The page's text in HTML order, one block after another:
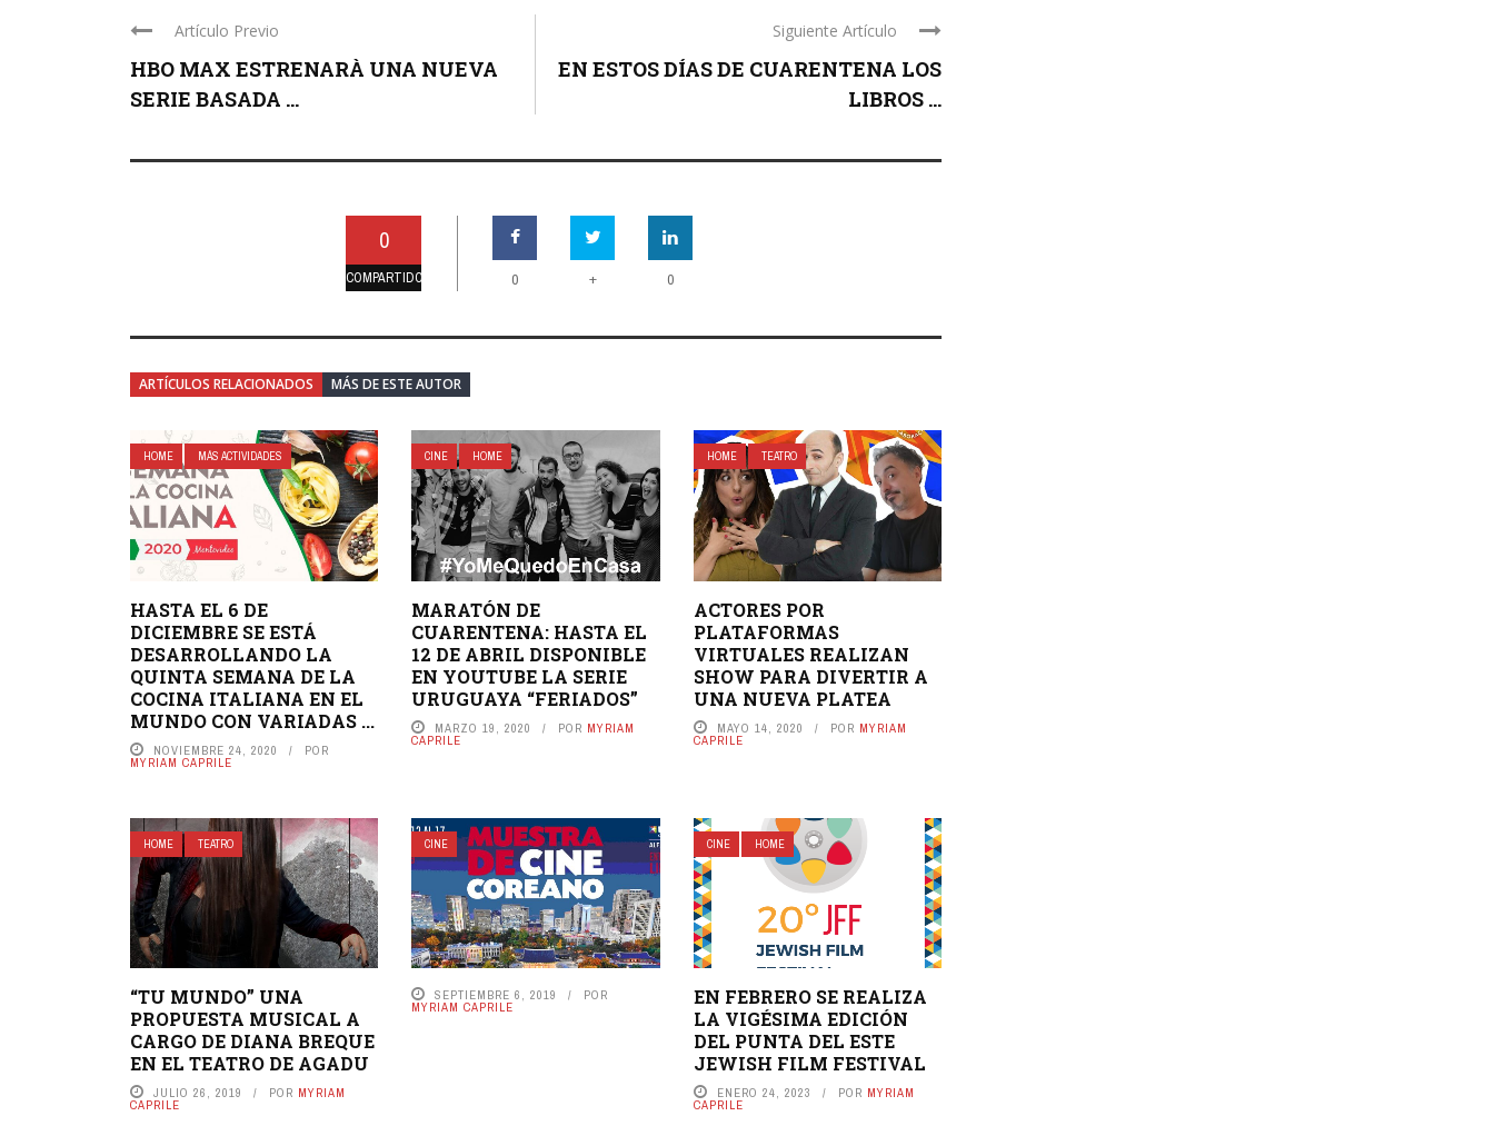
Artículo Previo
HBO MAX ESTRENARÀ UNA NUEVA
SERIE BASADA ...
Siguiente Artículo
EN ESTOS DÍAS DE CUARENTENA LOS
LIBROS ...
0
COMPARTIDO 0 + 0
ARTÍCULOS RELACIONADOS MÁS DE ESTE AUTOR
HOME MÁS ACTIVIDADES
HASTA EL 6 DE
DICIEMBRE SE ESTÁ
DESARROLLANDO LA
QUINTA SEMANA DE LA
COCINA ITALIANA EN EL
MUNDO CON VARIADAS ...
NOVIEMBRE 24, 2020 POR
MYRIAM CAPRILE
CINE HOME
MARATÓN DE
CUARENTENA: HASTA EL
12 DE ABRIL DISPONIBLE
EN YOUTUBE LA SERIE
URUGUAYA “FERIADOS”
MARZO 19, 2020 POR MYRIAM
CAPRILE
HOME TEATRO
ACTORES POR
PLATAFORMAS
VIRTUALES REALIZAN
SHOW PARA DIVERTIR A
UNA NUEVA PLATEA
MAYO 14, 2020 POR MYRIAM
CAPRILE
HOME TEATRO
“TU MUNDO” UNA
PROPUESTA MUSICAL A
CARGO DE DIANA BREQUE
EN EL TEATRO DE AGADU
JULIO 26, 2019 POR MYRIAM
CAPRILE
CINE
SEPTIEMBRE 6, 2019 POR
MYRIAM CAPRILE
CINE HOME
EN FEBRERO SE REALIZA
LA VIGÉSIMA EDICIÓN
DEL PUNTA DEL ESTE
JEWISH FILM FESTIVAL
ENERO 24, 2023 POR MYRIAM
CAPRILE